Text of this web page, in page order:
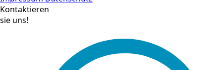
Kontaktieren
sie uns!